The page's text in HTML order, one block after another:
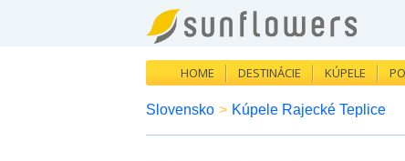
HOME DESTINÁCIE KÚPELE
Slovensko > Kúpele Rajecké Teplice